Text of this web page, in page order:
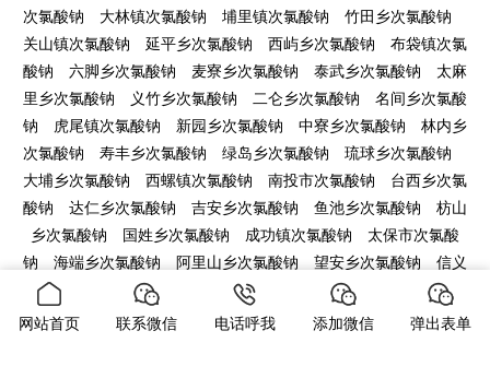
次氯酸钠
大林镇次氯酸钠 埔里镇次氯酸钠
竹田乡次氯酸钠
关山镇次氯酸钠
延平乡次氯酸钠 西屿乡次氯酸钠
布袋镇次氯
酸钠
六脚乡次氯酸钠 麦寮乡次氯酸钠 泰武乡次氯酸钠
太麻
里乡次氯酸钠
义竹乡次氯酸钠 二仑乡次氯酸钠
名间乡次氯酸
钠
虎尾镇次氯酸钠 新园乡次氯酸钠 中寮乡次氯酸钠
林内乡
次氯酸钠
寿丰乡次氯酸钠 绿岛乡次氯酸钠
琉球乡次氯酸钠
大埔乡次氯酸钠
西螺镇次氯酸钠 南投市次氯酸钠
台西乡次氯
酸钠
达仁乡次氯酸钠 吉安乡次氯酸钠 鱼池乡次氯酸钠
枋山
乡次氯酸钠
国姓乡次氯酸钠 成功镇次氯酸钠
太保市次氯酸
钠
海端乡次氯酸钠 阿里山乡次氯酸钠 望安乡次氯酸钠
信义
乡次氯酸钠
台东县次氯酸钠 云林县次氯酸钠
梅山乡次氯酸
钠
大城乡次氯酸钠 池上乡次氯酸钠 万峦乡次氯酸钠
中埔乡
网站首页 联系微信 电话呼我 添加微信 弹出表单